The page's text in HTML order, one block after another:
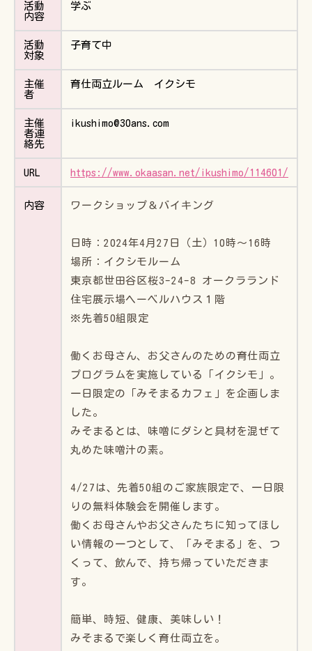
活動
内容
学ぶ
活動
対象
子育て中
主催
者
育仕両立ルーム イクシモ
主催
者連
絡先
ikushimo@30ans.com
URL https://www.okaasan.net/ikushimo/114601/
内容 ワークショップ＆バイキング
日時：2024年4月27日（土）10時〜16時
場所：イクシモルーム
東京都世田谷区桜3-24-8 オークラランド
住宅展示場ヘーベルハウス１階
※先着50組限定
働くお母さん、お父さんのための育仕両立
プログラムを実施している「イクシモ」。
一日限定の「みそまるカフェ」を企画しま
した。
みそまるとは、味噌にダシと具材を混ぜて
丸めた味噌汁の素。
4/27は、先着50組のご家族限定で、一日限
りの無料体験会を開催します。
働くお母さんやお父さんたちに知ってほし
い情報の一つとして、「みそまる」を、つ
くって、飲んで、持ち帰っていただきま
す。
簡単、時短、健康、美味しい！
みそまるで楽しく育仕両立を。